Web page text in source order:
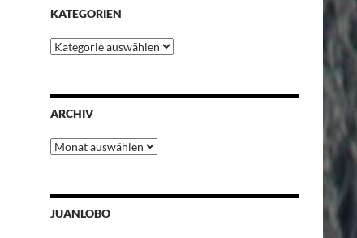
KATEGORIEN
Kategorien
ARCHIV
Archiv
JUANLOBO